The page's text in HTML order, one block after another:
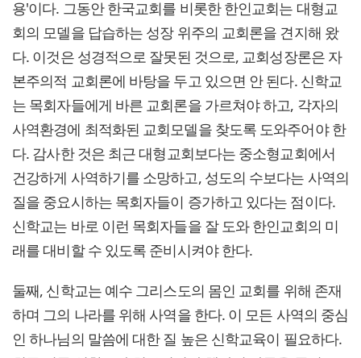
용'이다. 그동안 한국교회를 비롯한 한인교회는 대형교
회의 모델을 답습하는 성장 위주의 교회론을 견지해 왔
다. 이것은 성경적으로 잘못된 것으로, 교회성장론은 자
본주의적 교회론에 바탕을 두고 있으면 안 된다. 신학교
는 목회자들에게 바른 교회론을 가르쳐야 하고, 각자의
사역환경에 최적화된 교회모델을 찾도록 도와주어야 한
다. 감사한 것은 최근 대형교회보다는 중소형교회에서
건강하게 사역하기를 소망하고, 성도의 수보다는 사역의
질을 중요시하는 목회자들이 증가하고 있다는 점이다.
신학교는 바로 이런 목회자들을 잘 도와 한인교회의 미
래를 대비할 수 있도록 준비시켜야 한다.
둘째, 신학교는 예수 그리스도의 몸인 교회를 위해 존재
하며 그의 나라를 위해 사역을 한다. 이 모든 사역의 중심
인 하나님의 말씀에 대한 질 높은 신학교육이 필요하다.